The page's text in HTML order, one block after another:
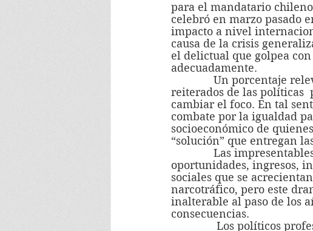
para el mandatario
celebró en marzo pasado
impacto a nivel
causa de la crisis
el delictual que golpea
adecuadamente.
reiterados de las políticas
cambiar el foco. En tal
combate por la igualdad
socioeconómico de
“solución” que entregan
oportunidades, ingresos,
sociales que se
narcotráfico, pero este
inalterable al paso de los
consecuencias.